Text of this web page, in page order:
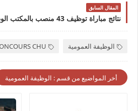
المقال السابق
الوظيفة العمومية CHU
أخر المواضيع من قسم : الوظيفة العمومية